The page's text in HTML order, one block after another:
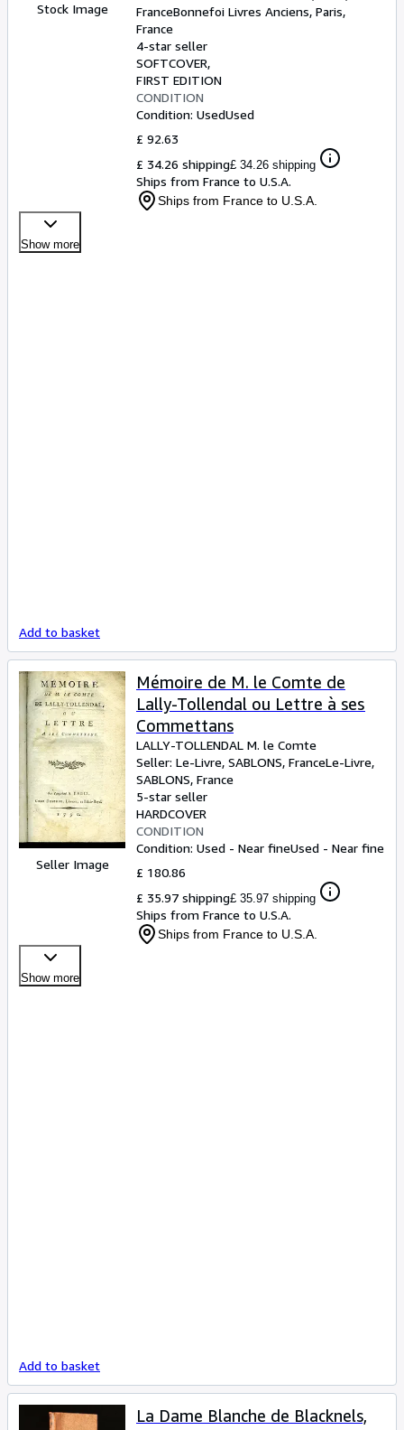
Stock Image époque.
FranceBonnefoi Livres Anciens, Paris,
France
4-star seller
SOFTCOVER
FIRST EDITION
CONDITION
Condition: UsedUsed
£ 92.63
£ 34.26 shipping£ 34.26 shipping
Ships from France to U.S.A.
Ships from France to U.S.A.
Show more
Add to basket
Seller Image
Mémoire de M. le Comte de
Lally-Tollendal ou Lettre à ses
Commettans
LALLY-TOLLENDAL M. le Comte
Seller: Le-Livre, SABLONS, FranceLe-Livre,
SABLONS, France
5-star seller
HARDCOVER
CONDITION
Condition: Used - Near fineUsed - Near fine
£ 180.86
£ 35.97 shipping£ 35.97 shipping
Ships from France to U.S.A.
Ships from France to U.S.A.
Show more
Add to basket
La Dame Blanche de Blacknels,